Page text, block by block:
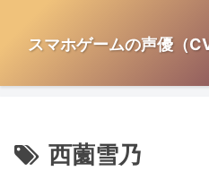
スマホゲームの声優（
西薗雪乃